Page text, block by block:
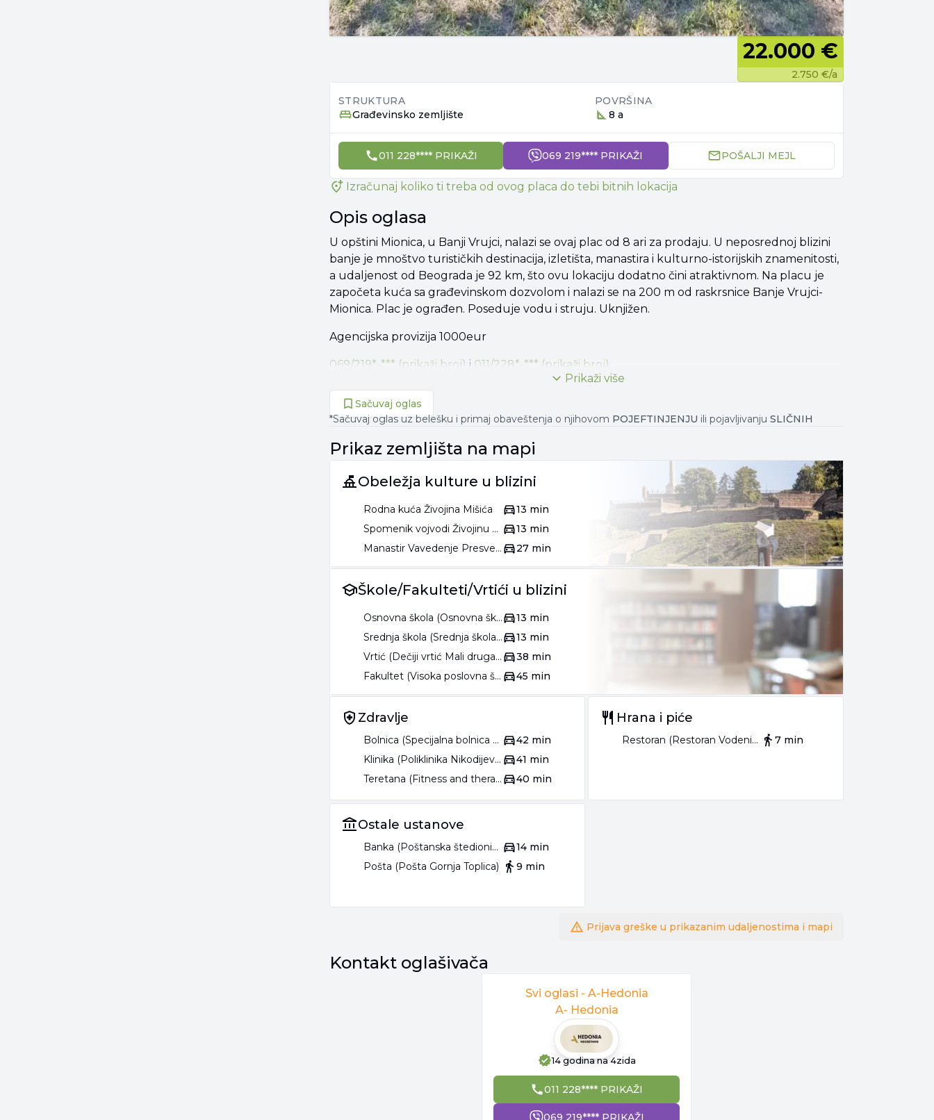
22.000 €
2.750 €/a
STRUKTURA
Građevinsko zemljište
POVRŠINA
8 a
011 228**** PRIKAŽI 069 219**** PRIKAŽI POŠALJI MEJL
Izračunaj koliko ti treba od ovog placa do tebi bitnih lokacija
Opis oglasa
U opštini Mionica, u Banji Vrujci, nalazi se ovaj plac od 8 ari za prodaju. U neposrednoj blizini
banje je mnoštvo turističkih destinacija, izletišta, manastira i kulturno-istorijskih znamenitosti,
a udaljenost od Beograda je 92 km, što ovu lokaciju dodatno čini atraktivnom. Na placu je
započeta kuća sa građevinskom dozvolom i nalazi se na 200 m od raskrsnice Banje Vrujci-
Mionica. Plac je ograđen. Poseduje vodu i struju. Uknjižen.
Agencijska provizija 1000eur
069/219*-*** (prikaži broj) i 011/228*-*** (prikaži broj)
Prikaži više
Sačuvaj oglas
*Sačuvaj oglas uz belešku i primaj obaveštenja o njihovom POJEFTINJENJU ili pojavljivanju SLIČNIH
Prikaz zemljišta na mapi
Obeležja kulture u blizini
Rodna kuća Živojina Mišića
13 min
Spomenik vojvodi Živojinu Mišiću
13 min
Manastir Vavedenje Presvete Bogorodice
27 min
Škole/Fakulteti/Vrtići u blizini
Osnovna škola (Osnovna škola Milan Rakić)
13 min
Srednja škola (Srednja škola Mionica)
13 min
Vrtić (Dečiji vrtić Mali drugari)
38 min
Fakultet (Visoka poslovna škola strukovnih studija Valjevo)
45 min
Zdravlje
Bolnica (Specijalna bolnica za endemsku nefropatiju Lazarevac)
42 min
Klinika (Poliklinika Nikodijević)
41 min
Teretana (Fitness and therapy center)
40 min
Hrana i piće
Restoran (Restoran Vodenica) 7 min
Ostale ustanove
Banka (Poštanska štedionica)
14 min
Pošta (Pošta Gornja Toplica)
9 min
Prijava greške u prikazanim udaljenostima i mapi
Kontakt oglašivača
Svi oglasi - A-Hedonia
A- Hedonia
14 godinana 4zida
011 228**** PRIKAŽI
069 219**** PRIKAŽI